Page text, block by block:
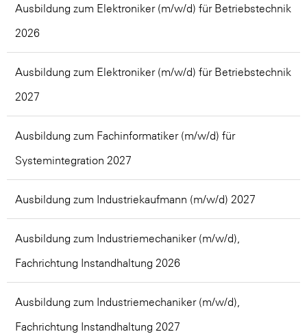
Ausbildung zum Elektroniker (m/w/d) für Betriebstechnik
2026
Ausbildung zum Elektroniker (m/w/d) für Betriebstechnik
2027
Ausbildung zum Fachinformatiker (m/w/d) für
Systemintegration 2027
Ausbildung zum Industriekaufmann (m/w/d) 2027
Ausbildung zum Industriemechaniker (m/w/d),
Fachrichtung Instandhaltung 2026
Ausbildung zum Industriemechaniker (m/w/d),
Fachrichtung Instandhaltung 2027